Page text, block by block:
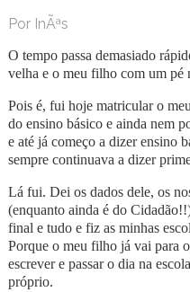
Por InÃªs
O tempo passa demasiado
velha e o meu filho com um pé
Pois é, fui hoje matricular o
do ensino básico e ainda nem
e até já começo a dizer ensino
sempre continuava a dizer
Lá fui. Dei os dados dele, os
(enquanto ainda é do
final e tudo e fiz as minhas
Porque o meu filho já vai para
escrever e passar o dia na
próprio.